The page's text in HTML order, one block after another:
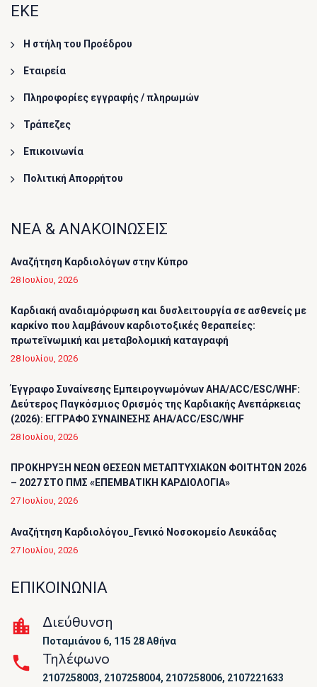
ΕΚΕ
Η στήλη του Προέδρου
Εταιρεία
Πληροφορίες εγγραφής / πληρωμών
Τράπεζες
Επικοινωνία
Πολιτική Απορρήτου
ΝΕΑ & ΑΝΑΚΟΙΝΩΣΕΙΣ
Αναζήτηση Καρδιολόγων στην Κύπρο
28 Ιουλίου, 2026
Καρδιακή αναδιαμόρφωση και δυσλειτουργία σε ασθενείς με
καρκίνο που λαμβάνουν καρδιοτοξικές θεραπείες:
πρωτεϊνωμική και μεταβολομική καταγραφή
28 Ιουλίου, 2026
Έγγραφο Συναίνεσης Εμπειρογνωμόνων AHA/ACC/ESC/WHF:
Δεύτερος Παγκόσμιος Ορισμός της Καρδιακής Ανεπάρκειας
(2026): ΕΓΓΡΑΦΟ ΣΥΝΑΙΝΕΣΗΣ AHA/ACC/ESC/WHF
28 Ιουλίου, 2026
ΠΡΟΚΗΡΥΞΗ ΝΕΩΝ ΘΕΣΕΩΝ ΜΕΤΑΠΤΥΧΙΑΚΩΝ ΦΟΙΤΗΤΩΝ 2026
– 2027 ΣΤΟ ΠΜΣ «ΕΠΕΜΒΑΤΙΚΗ ΚΑΡΔΙΟΛΟΓΙΑ»
27 Ιουλίου, 2026
Αναζήτηση Καρδιολόγου_Γενικό Νοσοκομείο Λευκάδας
27 Ιουλίου, 2026
ΕΠΙΚΟΙΝΩΝΙΑ
Διεύθυνση
Ποταμιάνου 6, 115 28 Αθήνα
Τηλέφωνο
2107258003, 2107258004, 2107258006, 2107221633